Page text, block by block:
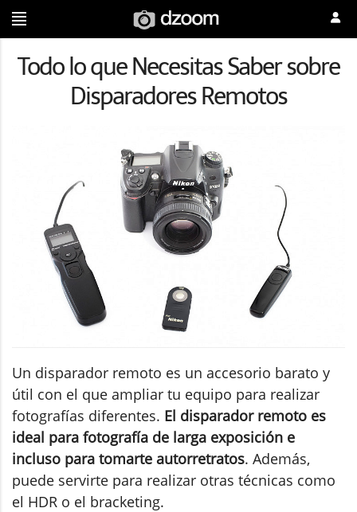
Todo lo que Necesitas Saber sobre
Disparadores Remotos
Un disparador remoto es un accesorio barato y
útil con el que ampliar tu equipo para realizar
fotografías diferentes. El disparador remoto es
ideal para fotografía de larga exposición e
incluso para tomarte autorretratos. Además,
puede servirte para realizar otras técnicas como
el HDR o el bracketing.